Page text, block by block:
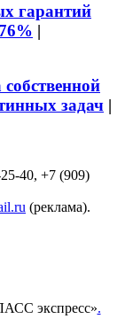
гарантий
|
задач |
40, +7 (909)
(реклама).
экспресс».